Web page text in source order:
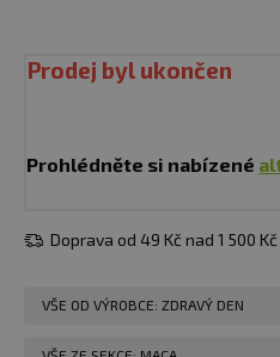
Prodej byl ukončen
Prohlédněte si nabízené
Doprava od 49 Kč nad 1 500 Kč
VŠE OD VÝROBCE: ZDRAVÝ DEN